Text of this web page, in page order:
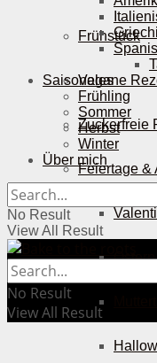
Frühstück
Vegane
Zuckerfreie
Feiertage &
Ostern
Saisonales
Frühling
Sommer
Herbst
Winter
Über mich
No Result
View All Result
No Result
View All Result